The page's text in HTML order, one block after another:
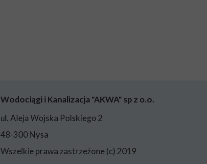
Wodociągi i Kanalizacja "AKWA" sp z o.o.
ul. Aleja Wojska Polskiego 2
48-300 Nysa
Wszelkie prawa zastrzeżone (c) 2019